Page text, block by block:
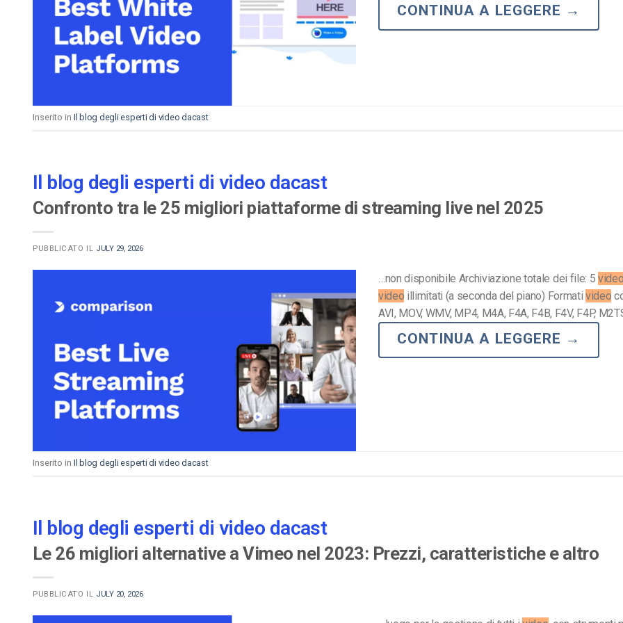
Video CMS
Privacy e Sicurezza
Monetizzazione Video
CONTINUA A LEGGERE →
Inserito in Il blog degli esperti di video dacast
Il blog degli esperti di video dacast
Confronto tra le 25 migliori piattaforme di streaming live nel 2025
PUBBLICATO IL JULY 29, 2026
…non disponibile Archiviazione totale dei file: 5
video illimitati (a seconda del piano) Formati video
AVI, MOV, WMV, MP4, M4A, F4A, F4B, F4V, F4P,
CONTINUA A LEGGERE →
Inserito in Il blog degli esperti di video dacast
Il blog degli esperti di video dacast
Le 26 migliori alternative a Vimeo nel 2023: Prezzi, caratteristiche e altro
PUBBLICATO IL JULY 20, 2026